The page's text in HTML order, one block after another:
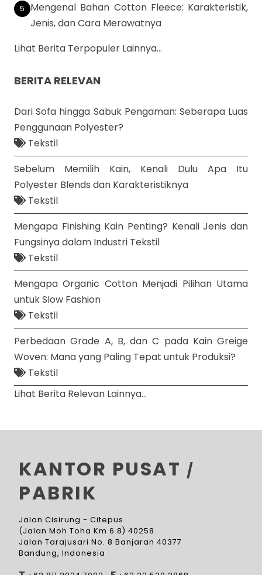
Mengenal Bahan Cotton Fleece: Karakteristik,
Jenis, dan Cara Merawatnya
Lihat Berita Terpopuler Lainnya...
BERITA RELEVAN
Dari Sofa hingga Sabuk Pengaman: Seberapa Luas
Penggunaan Polyester?
Tekstil
Sebelum Memilih Kain, Kenali Dulu Apa Itu
Polyester Blends dan Karakteristiknya
Tekstil
Mengapa Finishing Kain Penting? Kenali Jenis dan
Fungsinya dalam Industri Tekstil
Tekstil
Mengapa Organic Cotton Menjadi Pilihan Utama
untuk Slow Fashion
Tekstil
Perbedaan Grade A, B, dan C pada Kain Greige
Woven: Mana yang Paling Tepat untuk Produksi?
Tekstil
Lihat Berita Relevan Lainnya...
KANTOR PUSAT /
PABRIK
Jalan Cisirung - Citepus
(Jalan Moh Toha Km 6.8) 40258
Jalan Tarajusari No. 8 Banjaran 40377
Bandung, Indonesia